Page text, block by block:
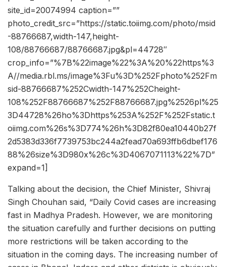
site_id=20074994 caption=””
photo_credit_src=”https://static.toiimg.com/photo/msid
-88766687,width-147,height-
108/88766687/88766687.jpg&pl=44728″
crop_info=”%7B%22image%22%3A%20%22https%3
A//media.rbl.ms/image%3Fu%3D%252Fphoto%252Fm
sid-88766687%252Cwidth-147%252Cheight-
108%252F88766687%252F88766687.jpg%2526pl%25
3D44728%26ho%3Dhttps%253A%252F%252Fstatic.t
oiimg.com%26s%3D774%26h%3D82f80ea10440b27f
2d5383d336f7739753bc244a2fead70a693ffb6dbef176
88%26size%3D980x%26c%3D4067071113%22%7D”
expand=1]
Talking about the decision, the Chief Minister, Shivraj
Singh Chouhan said, “Daily Covid cases are increasing
fast in Madhya Pradesh. However, we are monitoring
the situation carefully and further decisions on putting
more restrictions will be taken according to the
situation in the coming days. The increasing number of